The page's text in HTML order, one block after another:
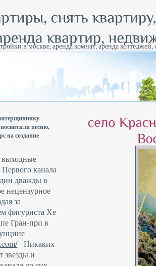
в москве, аренда комнат, аренда
песню,
на создание
канала
дважды в
нецензурное
за
фигуриста Хе
Гран-при в
- Никаких
звезды и